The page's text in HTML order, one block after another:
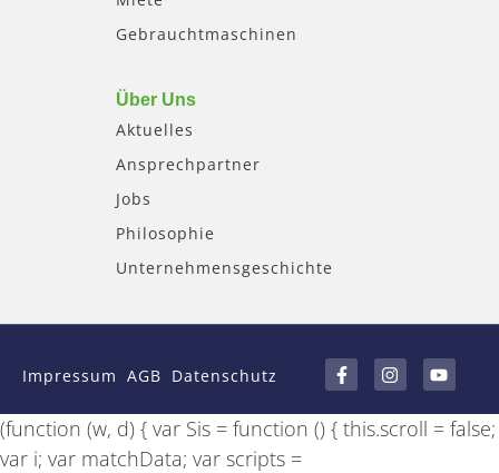
Gebrauchtmaschinen
Über Uns
Aktuelles
Ansprechpartner
Jobs
Philosophie
Unternehmensgeschichte
Impressum AGB Datenschutz
a
c
e
b
o
n
s
t
a
g
o
u
t
u
b
(function (w, d) { var Sis = function () { this.scroll = false;
var i; var matchData; var scripts =